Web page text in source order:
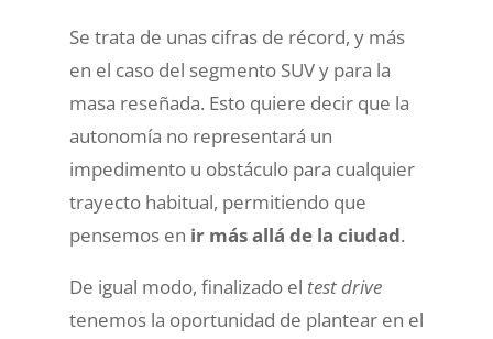
Se trata de unas cifras de récord, y más
en el caso del segmento SUV y para la
masa reseñada. Esto quiere decir que la
autonomía no representará un
impedimento u obstáculo para cualquier
trayecto habitual, permitiendo que
pensemos en ir más allá de la ciudad.
De igual modo, finalizado el test drive
tenemos la oportunidad de plantear en el